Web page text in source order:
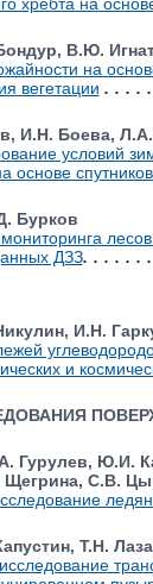
В.Ю.
на
вегетации
И.Н. Боева,
условий
основе
Бурков
ДЗЗ
И.Н.
и
Гурулев, Ю.И.
С.В.
Т.Н.